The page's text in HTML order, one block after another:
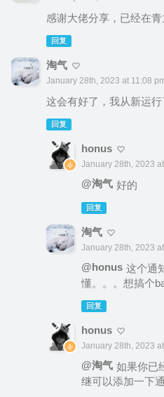
感谢大佬分享，已经在青
回复
淘气
January 28th, 2023 at 11:08
这会有好了，我从新运
回复
honus
January 28th, 2023
@淘气 好的
回复
淘气
January 28th, 2023
@honus 这个通
懂。。。想搞个
回复
honus
January 28th, 2023
@淘气 如果你已
继可以添加一下